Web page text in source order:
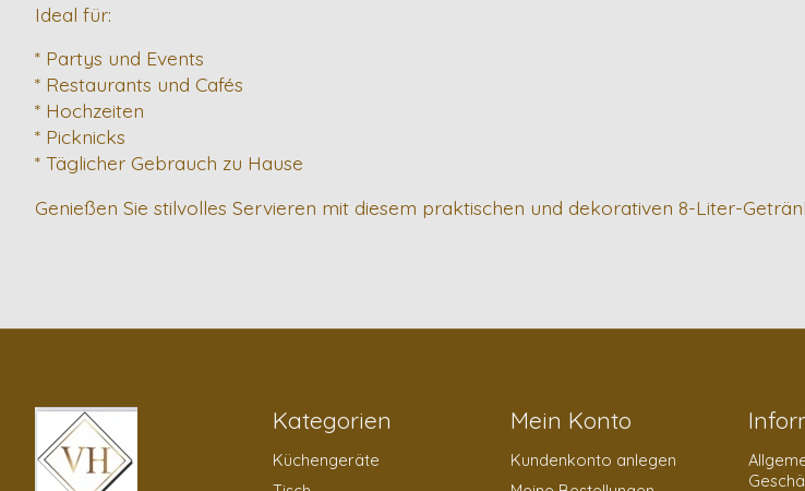
Ideal für:
* Partys und Events
* Restaurants und Cafés
* Hochzeiten
* Picknicks
* Täglicher Gebrauch zu Hause
Genießen Sie stilvolles Servieren mit diesem praktischen und dekorativen 8-Liter-
Kategorien
Küchengeräte
Mein Konto
Kundenkonto anlegen